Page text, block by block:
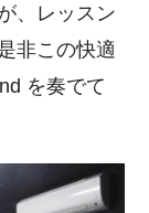
、レッスン
非この快適
を奏でて